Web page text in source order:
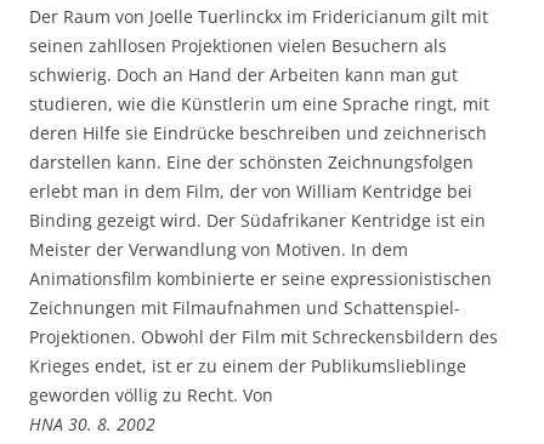
Der Raum von Joelle Tuerlinckx im Fridericianum gilt mit
seinen zahllosen Projektionen vielen Besuchern als
schwierig. Doch an Hand der Arbeiten kann man gut
studieren, wie die Künstlerin um eine Sprache ringt, mit
deren Hilfe sie Eindrücke beschreiben und zeichnerisch
darstellen kann. Eine der schönsten Zeichnungsfolgen
erlebt man in dem Film, der von William Kentridge bei
Binding gezeigt wird. Der Südafrikaner Kentridge ist ein
Meister der Verwandlung von Motiven. In dem
Animationsfilm kombinierte er seine expressionistischen
Zeichnungen mit Filmaufnahmen und Schattenspiel-
Projektionen. Obwohl der Film mit Schreckensbildern des
Krieges endet, ist er zu einem der Publikumslieblinge
geworden völlig zu Recht. Von
HNA 30. 8. 2002